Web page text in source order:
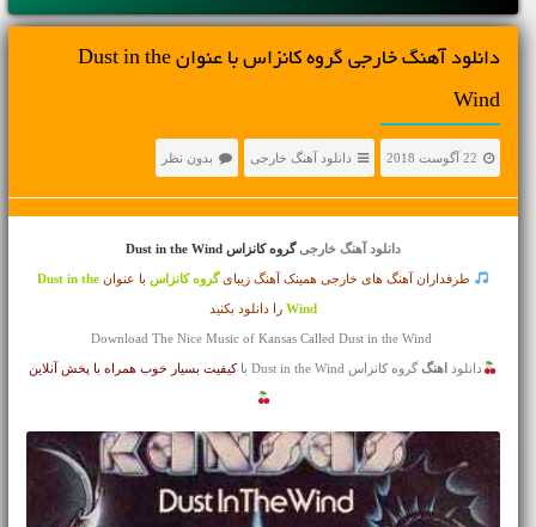
دانلود آهنگ خارجی گروه کانزاس با عنوان Dust in the
Wind
22 آگوست 2018 دانلود آهنگ خارجی بدون نظر
دانلود آهنگ خارجیگروه کانزاس Dust in the Wind
طرفداران آهنگ های خارجی همینک آهنگ زیبایگروه کانزاس با عنوان Dust in the
Windرا دانلود بکنید
دانلود اهنگگروه کانزاس Dust in the Wind با کیفیت بسیار خوب همراه با پخش آنلاین